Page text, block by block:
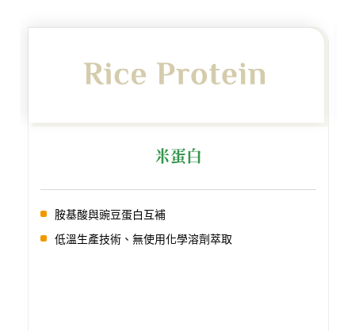
米蛋白
胺基酸與豌豆蛋白互補
低溫生產技術、無使用化學溶劑萃取